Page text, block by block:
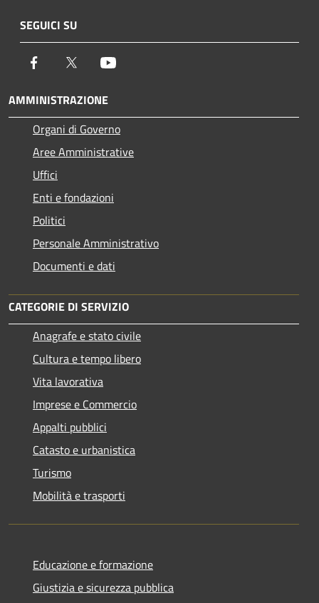
SEGUICI SU
Facebook Twitter
AMMINISTRAZIONE
Organi di Governo
Aree Amministrative
Uffici
Enti e fondazioni
Politici
Personale Amministrativo
Documenti e dati
CATEGORIE DI SERVIZIO
Anagrafe e stato civile
Cultura e tempo libero
Vita lavorativa
Imprese e Commercio
Appalti pubblici
Catasto e urbanistica
Turismo
Mobilità e trasporti
Educazione e formazione
Giustizia e sicurezza pubblica